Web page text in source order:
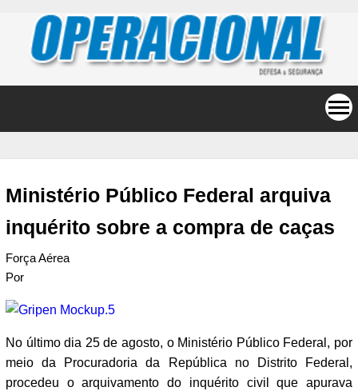
Ministério Público Federal arquiva
inquérito sobre a compra de caças
Força Aérea
Por
No último dia 25 de agosto, o Ministério Público Federal, por
meio da Procuradoria da República no Distrito Federal,
procedeu o arquivamento do inquérito civil que apurava